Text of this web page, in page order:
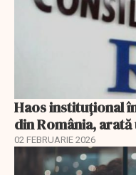
Haos instituțional
din România, arată
02 FEBRUARIE 2026